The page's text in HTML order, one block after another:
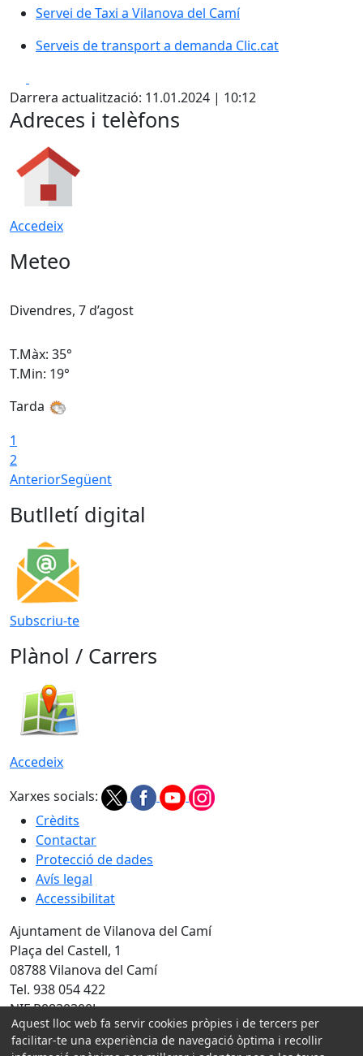
Servei de Taxi a Vilanova del Camí
Serveis de transport a demanda Clic.cat
Serveis de transport a demanda Clic.cat
Darrera actualització: 11.01.2024 | 10:12
Adreces i telèfons
Accedeix
Meteo
Divendres, 7 d’agost
T.Màx: 35°
T.Min: 19°
Tarda
1
2
AnteriorSegüent
Butlletí digital
Subscriu-te
Plànol / Carrers
Accedeix
Xarxes socials:
Crèdits
Contactar
Protecció de dades
Avís legal
Accessibilitat
Ajuntament de Vilanova del Camí
Plaça del Castell, 1
08788 Vilanova del Camí
Tel. 938 054 422
NIF P0830300J
Amb la col·laboració de:
Aquest lloc web fa servir cookies pròpies i de tercers per
facilitar-te una experiència de navegació òptima i recollir